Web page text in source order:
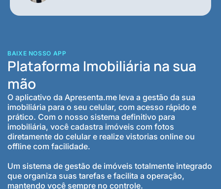
BAIXE NOSSO APP
Plataforma Imobiliária na sua
mão
O aplicativo da Apresenta.me leva a gestão da sua
imobiliária para o seu celular, com acesso rápido e
prático. Com o nosso sistema definitivo para
imobiliária, você cadastra imóveis com fotos
diretamente do celular e realize vistorias online ou
offline com facilidade.
Um sistema de gestão de imóveis totalmente integrado
que organiza suas tarefas e facilita a operação,
mantendo você sempre no controle.